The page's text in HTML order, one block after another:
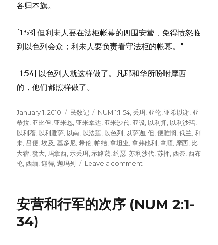
各归本旗。
[1:53] 但利未人要在法柜帐幕的四围安营，免得愤怒临
到以色列会众；利未人要负责看守法柜的帐幕。”
[1:54] 以色列人就这样做了。凡耶和华所吩咐摩西
的，他们都照样做了。
Posted
on
January 1, 2010 Categories
民数记 Tags
NUM 1:1-54 ,丢珥 亚伦 亚希以谢 亚
希拉 亚比但 亚米忽 亚米拿达 亚米沙代 亚设 以利押 以利沙玛
以利蓿 以利雅萨 以南 以法莲 以色列 以萨迦 ,但 ,便雅悯 ,俄兰 ,利
未 吕便 ,埃及 ,基多尼 ,希伦 ,帕结 ,拿坦业 ,拿弗他利 ,拿顺 摩西 比
大蓿 ,犹大 ,玛拿西 示丢珥 示路蔑 ,约瑟 ,苏利沙代 ,苏押 ,西奈 ,西布
伦 ,西缅 ,迦得 ,迦玛列 Leave a comment
人
安营和行军的次序 (NUM 2:1-
34)